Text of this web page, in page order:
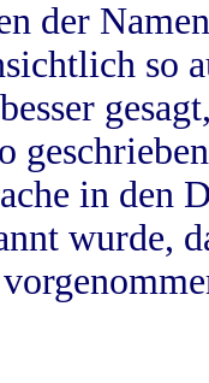
der
so
in
wurde,